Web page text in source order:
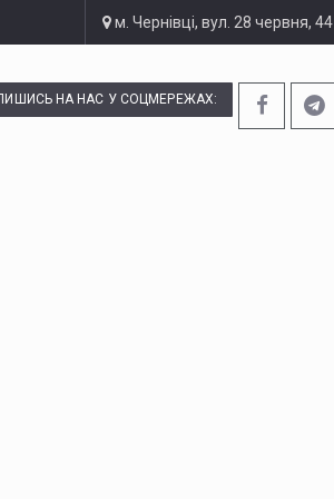
м. Чернівці, вул. 28 червня, 44
НА НАС У СОЦМЕРЕЖАХ: